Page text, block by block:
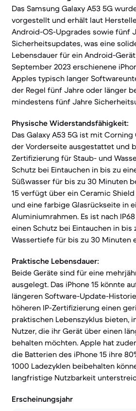
Das Samsung Galaxy A53 5G
vorgestellt und erhält laut
Android-OS-Upgrades sowie fünf
Sicherheitsupdates, was eine
Lebensdauer für ein Android-
September 2023 erschienene
Apples typisch langer
der Regel fünf Jahre oder länger
mindestens fünf Jahre
Physische Widerstandsfähigkeit:
Das Galaxy A53 5G ist mit Corning
der Vorderseite ausgestattet und
Zertifizierung für Staub- und
Schutz bei Eintauchen in bis zu
Süßwasser für bis zu 30 Minuten
15 verfügt über ein Ceramic
und eine farbige Glasrückseite in
Aluminiumrahmen. Es ist nach
einen Schutz bei Eintauchen in bis
Wassertiefe für bis zu 30 Minuten
Praktische Lebensdauer:
Beide Geräte sind für eine
ausgelegt. Das iPhone 15 könnte
längeren Software-Update-
höheren IP-Zertifizierung einen
praktischen Lebenszyklus bieten,
Nutzer, die ihr Gerät über einen
behalten möchten. Apple hat
die Batterien des iPhone 15 ihre
1000 Ladezyklen beibehalten
langfristige Nutzbarkeit
Erscheinungsjahr